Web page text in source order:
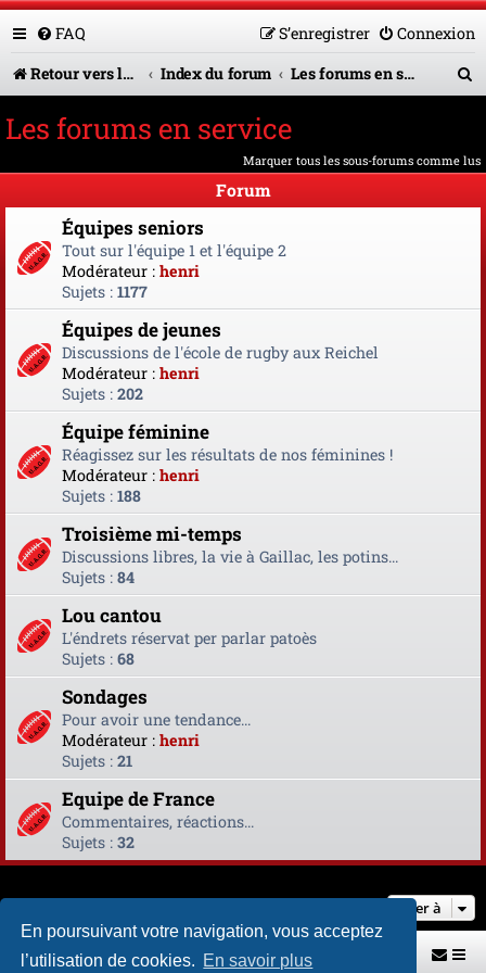
En poursuivant votre navigation, vous acceptez
l’utilisation de cookies. En savoir plus
FAQ Connexion
S’enregistrer
Retour vers le site U.A.G.R.
Index du forum Les forums en service
h
e
h
Les forums en service
Marquer tous les sous-forums comme lus
Forum
Équipes seniors
Tout sur l'équipe 1 et l'équipe 2
Modérateur : henri
Sujets : 1177
Équipes de jeunes
Discussions de l'école de rugby aux Reichel
Modérateur : henri
Sujets : 202
Équipe féminine
Réagissez sur les résultats de nos féminines !
Modérateur : henri
Sujets : 188
Troisième mi-temps
Discussions libres, la vie à Gaillac, les potins...
Sujets : 84
Lou cantou
L'éndrets réservat per parlar patoès
Sujets : 68
Sondages
Pour avoir une tendance...
Modérateur : henri
Sujets : 21
Equipe de France
Commentaires, réactions...
Sujets : 32
Aller à
Retour vers le site U.A.G.R. Index du forum